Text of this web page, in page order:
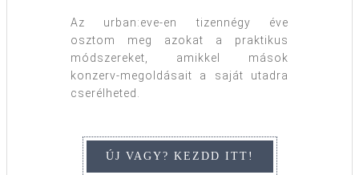
Az urban:eve-en tizennégy éve
osztom meg azokat a praktikus
módszereket, amikkel mások
konzerv-megoldásait a saját utadra
cserélheted.